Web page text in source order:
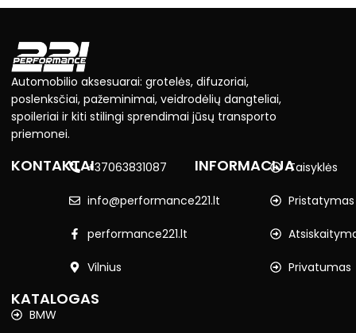
Automobilio aksesuarai: grotelės, difuzoriai,
poslenksčiai, pažeminimai, veidrodėlių dangteliai,
spoileriai ir kiti stilingi sprendimai jūsų transporto
priemonei.
KONTAKTAI+37063831087
info@performance221.lt
performance221.lt
Vilnius
INFORMACIJATaisyklės
Pristatymas
Privatumas
KATALOGAS
BMW